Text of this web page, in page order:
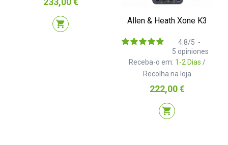
shopping_cart Allen & Heath Xone K3
Receba-o em: 1-2 Dias /
Recolha na loja
4.8/5 -
5 opiniones
Preço
222,00 €
shopping_cart